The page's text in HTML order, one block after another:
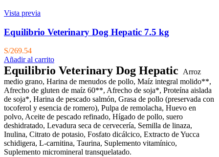
Vista previa
Equilibrio Veterinary Dog Hepatic 7.5 kg
S/269.54
Añadir al carrito
Equilibrio Veterinary Dog Hepatic
Arroz
medio grano, Harina de menudos de pollo, Maíz integral molido**,
Afrecho de gluten de maíz 60**, Afrecho de soja*, Proteína aislada
de soja*, Harina de pescado salmón, Grasa de pollo (preservada con
tocoferol y esencia de romero), Pulpa de remolacha, Huevo en
polvo, Aceite de pescado refinado, Hígado de pollo, suero
deshidratado, Levadura seca de cervecería, Semilla de linaza,
Inulina, Citrato de potasio, Fosfato dicálcico, Extracto de Yucca
schidigera, L-carnitina, Taurina, Suplemento vitamínico,
Suplemento micromineral transquelatado.